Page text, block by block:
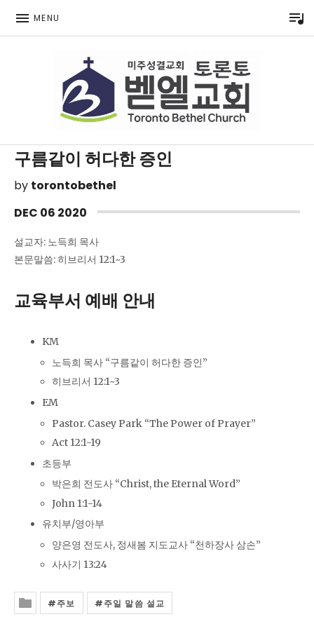
MENU
구름같이 허다한 증인
by torontobethel
DEC 06 2020
설교자: 노득희 목사
본문말씀: 히브리서 12:1~3
교육부서 예배 안내
KM
노득희 목사 “구름같이 허다한 증인”
히브리서 12:1~3
EM
Pastor. Casey Park “The Power of Prayer”
Act 12:1-19
초등부
박은희 전도사 “Christ, the Eternal Word”
John 1:1-14
유치부/영아부
양은영 전도사, 정새봄 지도교사 “천하장사 삼손”
사사기 13:24
주보 주일 말씀 설교